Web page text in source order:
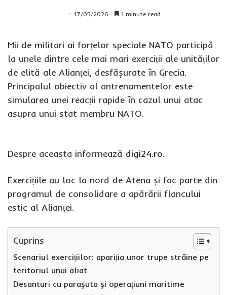
17/05/2026 1 minute read
Mii de militari ai forțelor speciale NATO participă
la unele dintre cele mai mari exerciții ale unităților
de elită ale Alianței, desfășurate în Grecia.
Principalul obiectiv al antrenamentelor este
simularea unei reacții rapide în cazul unui atac
asupra unui stat membru NATO.
Despre aceasta informează digi24.ro.
Exercițiile au loc la nord de Atena și fac parte din
programul de consolidare a apărării flancului
estic al Alianței.
Cuprins
Scenariul exercițiilor: apariția unor trupe străine pe
teritoriul unui aliat
Desanturi cu parașuta și operațiuni maritime